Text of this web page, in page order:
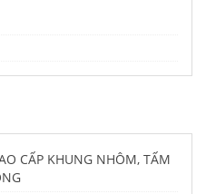
CẤP KHUNG NHÔM, TẤM